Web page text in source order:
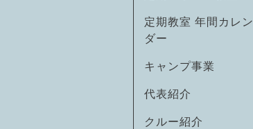
定期教室 年間カレン
ダー
キャンプ事業
代表紹介
クルー紹介